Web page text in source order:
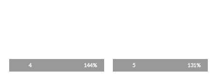
4 144% 5 131%